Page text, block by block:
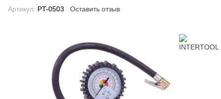
Артикул: PT-0503 Оставить отзыв